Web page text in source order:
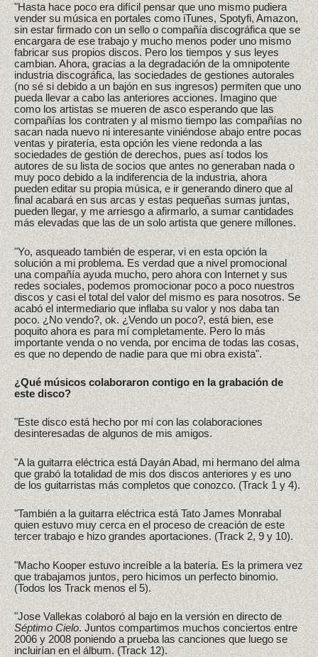
"Hasta hace poco era difícil pensar que uno mismo pudiera
vender su música en portales como iTunes, Spotyfi, Amazon,
sin estar firmado con un sello o compañía discográfica que se
encargara de ese trabajo y mucho menos poder uno mismo
fabricar sus propios discos. Pero los tiempos y sus leyes
cambian. Ahora, gracias a la degradación de la omnipotente
industria discográfica, las sociedades de gestiones autorales
(no sé si debido a un bajón en sus ingresos) permiten que uno
pueda llevar a cabo las anteriores acciones. Imagino que
como los artistas se mueren de asco esperando que las
compañías los contraten y al mismo tiempo las compañías no
sacan nada nuevo ni interesante viniéndose abajo entre pocas
ventas y piratería, esta opción les viene redonda a las
sociedades de gestión de derechos, pues así todos los
autores de su lista de socios que antes no generaban nada o
muy poco debido a la indiferencia de la industria, ahora
pueden editar su propia música, e ir generando dinero que al
final acabará en sus arcas y estas pequeñas sumas juntas,
pueden llegar, y me arriesgo a afirmarlo, a sumar cantidades
más elevadas que las de un solo artista que genere millones.
"Yo, asqueado también de esperar, vi en esta opción la
solución a mi problema. Es verdad que a nivel promocional
una compañía ayuda mucho, pero ahora con Internet y sus
redes sociales, podemos promocionar poco a poco nuestros
discos y casi el total del valor del mismo es para nosotros. Se
acabó el intermediario que inflaba su valor y nos daba tan
poco. ¿No vendo?, ok. ¿Vendo un poco?, está bien, ese
poquito ahora es para mí completamente. Pero lo más
importante venda o no venda, por encima de todas las cosas,
es que no dependo de nadie para que mi obra exista".
¿Qué músicos colaboraron contigo en la grabación de
este disco?
"Este disco está hecho por mí con las colaboraciones
desinteresadas de algunos de mis amigos.
"A la guitarra eléctrica está Dayán Abad, mi hermano del alma
que grabó la totalidad de mis dos discos anteriores y es uno
de los guitarristas más completos que conozco. (Track 1 y 4).
"También a la guitarra eléctrica está Tato James Monrabal
quien estuvo muy cerca en el proceso de creación de este
tercer trabajo e hizo grandes aportaciones. (Track 2, 9 y 10).
"Macho Kooper estuvo increíble a la batería. Es la primera vez
que trabajamos juntos, pero hicimos un perfecto binomio.
(Todos los Track menos el 5).
"Jose Vallekas colaboró al bajo en la versión en directo de
Séptimo Cielo. Juntos compartimos muchos conciertos entre
2006 y 2008 poniendo a prueba las canciones que luego se
incluirían en el álbum. (Track 12).